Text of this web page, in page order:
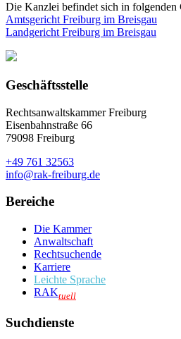
Die Kanzlei befindet sich in folgenden
Amtsgericht Freiburg im Breisgau
Landgericht Freiburg im Breisgau
Geschäftsstelle
Rechtsanwaltskammer Freiburg
Eisenbahnstraße 66
79098 Freiburg
+49 761 32563
info@rak-freiburg.de
Bereiche
Die Kammer
Anwaltschaft
Rechtsuchende
Karriere
Leichte Sprache
RAKtuell
Suchdienste